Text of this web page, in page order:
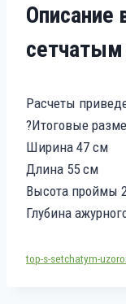
Описание
сетчатым
Расчеты
?Итоговые
Ширина 47 см
Длина 55 см
Высота проймы
Глубина
top-s-setchatym-